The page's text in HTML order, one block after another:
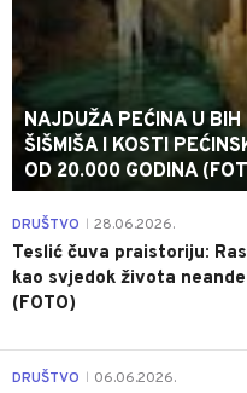
NAJDUŽA PEĆINA U
ŠIŠMIŠA I KOSTI
OD 20.000 GODINA
DRUŠTVO 28.06.2026.
Teslić čuva praistoriju:
kao svjedok života
(FOTO)
DRUŠTVO 06.06.2026.